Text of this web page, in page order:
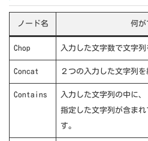
ノード名 何が
Chop 入力した文字数で文字列
Concat ２つの入力した文字列を
Contains
入力した文字列の中に、
指定した文字列が含ま
す。